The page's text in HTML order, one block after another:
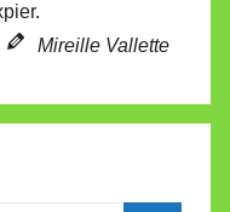
Mireille Vallette